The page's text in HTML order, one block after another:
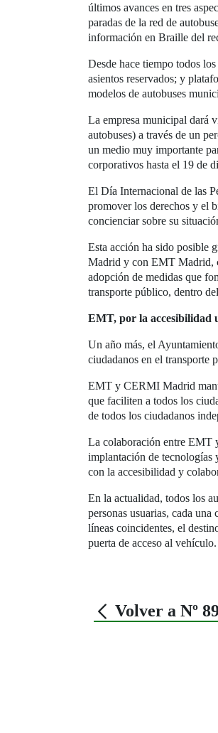
últimos avances en tres
paradas de la red de
información en Braille del
Desde hace tiempo todos
asientos reservados; y
modelos de autobuses
La empresa municipal dará
autobuses) a través de un
un medio muy importante
corporativos hasta el 19 de
El Día Internacional de las
promover los derechos y el
concienciar sobre su
Esta acción ha sido posible
Madrid y con EMT Madrid,
adopción de medidas que
transporte público, dentro
EMT, por la accesibilidad
Un año más, el
ciudadanos en el transporte
EMT y CERMI Madrid
que faciliten a todos los
de todos los ciudadanos
La colaboración entre EMT
implantación de tecnologías
con la accesibilidad y
En la actualidad, todos los
personas usuarias, cada
líneas coincidentes, el
puerta de acceso al vehículo.
Volver a Nº